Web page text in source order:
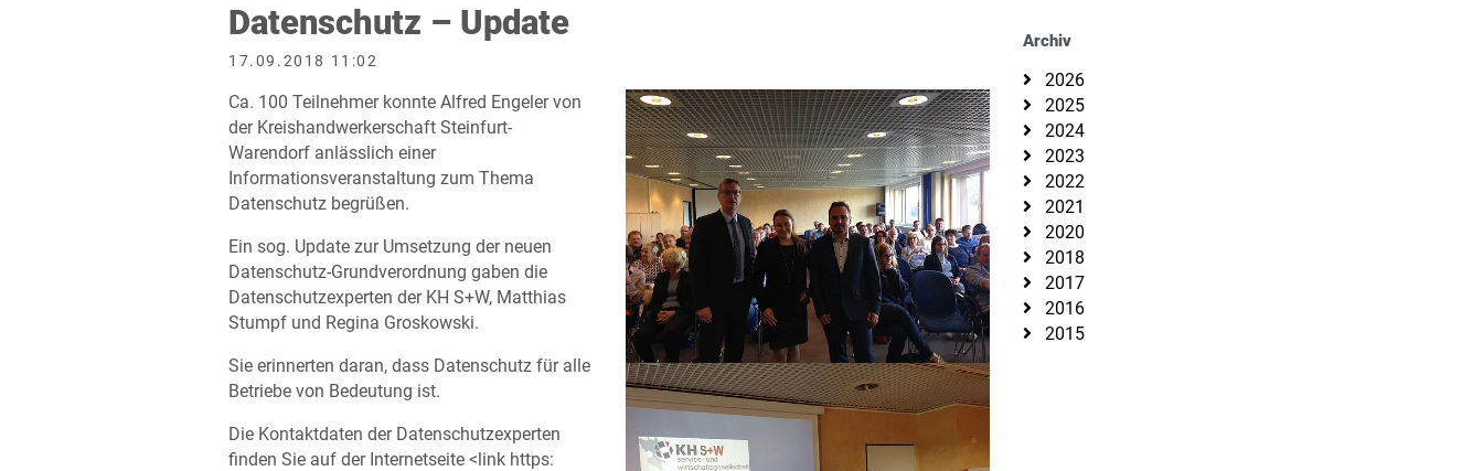
Datenschutz – Update
17.09.2018 11:02
Ca. 100 Teilnehmer konnte Alfred Engeler von
der Kreishandwerkerschaft Steinfurt-
Warendorf anlässlich einer
Informationsveranstaltung zum Thema
Datenschutz begrüßen.
Ein sog. Update zur Umsetzung der neuen
Datenschutz-Grundverordnung gaben die
Datenschutzexperten der KH S+W, Matthias
Stumpf und Regina Groskowski.
Sie erinnerten daran, dass Datenschutz für alle
Betriebe von Bedeutung ist.
Die Kontaktdaten der Datenschutzexperten
finden Sie auf der Internetseite <link https:
Archiv
2026
2025
2024
2023
2022
2021
2020
2018
2017
2016
2015